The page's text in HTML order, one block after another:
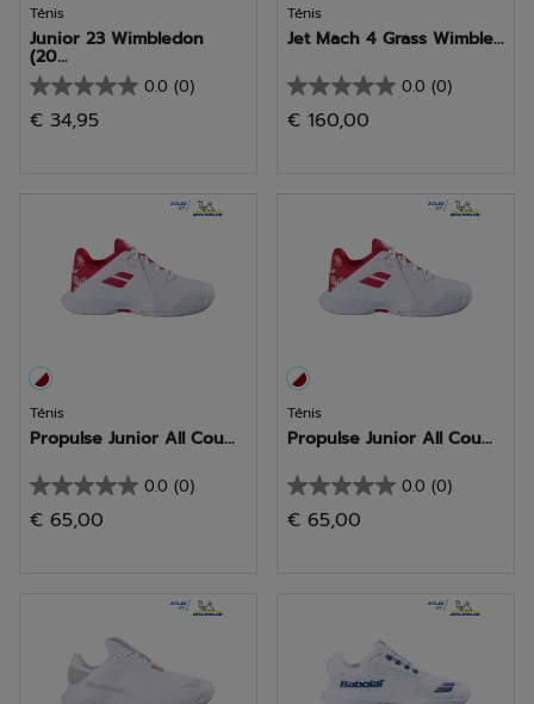
Ténis
Junior 23 Wimbledon
(20...
0.0 (0)
0.0
em
€ 34,95
Ténis
Jet Mach 4 Grass Wimble...
0.0 (0)
0.0
em
€ 160,00
Ténis
Propulse Junior All Cou...
0.0 (0)
0.0
em
€ 65,00
Ténis
Propulse Junior All Cou...
0.0 (0)
0.0
em
€ 65,00